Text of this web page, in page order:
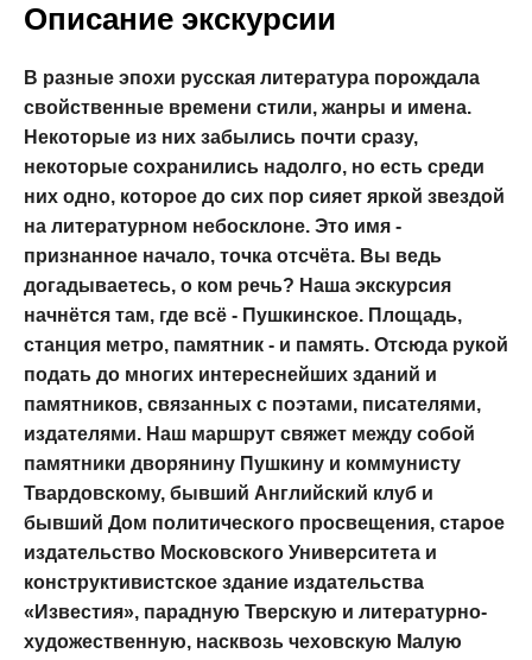
Описание экскурсии
В разные эпохи русская литература порождала
свойственные времени стили, жанры и имена.
Некоторые из них забылись почти сразу,
некоторые сохранились надолго, но есть среди
них одно, которое до сих пор сияет яркой звездой
на литературном небосклоне. Это имя -
признанное начало, точка отсчёта. Вы ведь
догадываетесь, о ком речь? Наша экскурсия
начнётся там, где всё - Пушкинское. Площадь,
станция метро, памятник - и память. Отсюда рукой
подать до многих интереснейших зданий и
памятников, связанных с поэтами, писателями,
издателями. Наш маршрут свяжет между собой
памятники дворянину Пушкину и коммунисту
Твардовскому, бывший Английский клуб и
бывший Дом политического просвещения, старое
издательство Московского Университета и
конструктивистское здание издательства
«Известия», парадную Тверскую и литературно-
художественную, насквозь чеховскую Малую